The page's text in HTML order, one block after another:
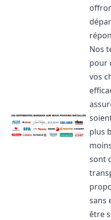
Nos
pour
vos
plus
sont
sans
être